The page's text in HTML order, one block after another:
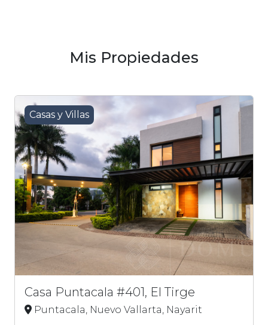
Mis Propiedades
Casas y Villas
Casa Puntacala #401, El Tirge
Puntacala, Nuevo Vallarta, Nayarit